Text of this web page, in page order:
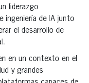
liderazgo
ingeniería de IA junto
el desarrollo de
en un contexto en el
y grandes